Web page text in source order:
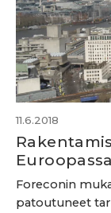
11.6.2018
Foreconin
patoutuneet